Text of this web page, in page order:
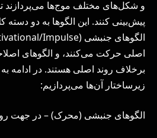
و شکل‌های مختلف موج‌ها می‌پردازند تا
پیش‌بینی کنند. این الگوها به دو
برخلاف روند اصلی هستند. در ادامه
زیرساختار آن‌ها می‌پردازیم:
الگوهای جنبشی (محرک) – در جهت